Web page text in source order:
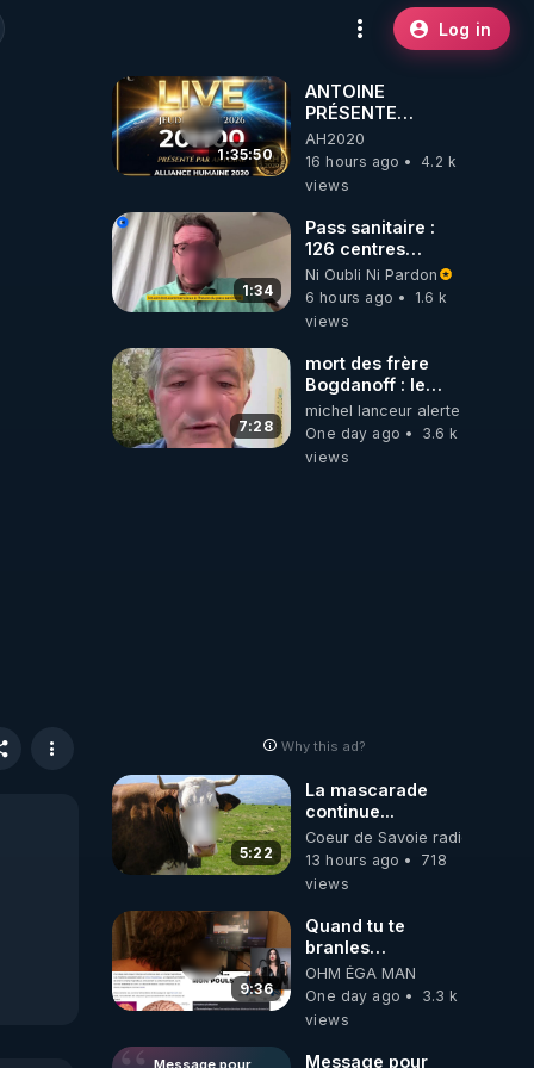
Log in
1:35:50
ANTOINE
PRÉSENTE
AH2020 LE LIVE
20H ***DU
06/08/2026***
AH2020
16 hours ago
4.2 k
views
1:34
Pass sanitaire :
126 centres
commerciaux
concernés par
l'obligation dans
Ni Oubli Ni Pardon
6 hours ago
1.6 k
views
7:28
mort des frère
Bogdanoff : le
mensonge d état
michel lanceur alerte
One day ago
3.6 k
views
Why this ad?
5:22
La mascarade
continue...
Coeur de Savoie radioweb TV
13 hours ago
718
views
9:36
Quand tu te
branles
bonhomme tu
émets des ondes
ils ont juste omis
OHM ÉGA MAN
One day ago
3.3 k
views
Message pour
Message pour